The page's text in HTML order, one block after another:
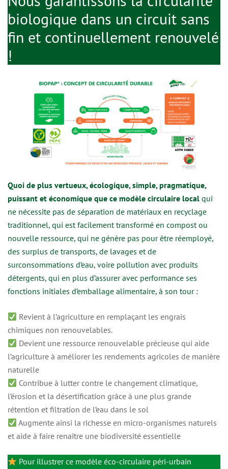
biologique dans un circuit sans
fin et continuellement renouvelé
!
Quoi de plus vertueux, écologique, simple, pragmatique,
puissant et économique que ce modèle circulaire local qui
ne nécessite pas de séparation de matériaux en recyclage
traditionnel, qui est facilement transformé en compost ou
nouvelle ressource, qui ne génère pas pour être réemployé,
des surplus de transports, de lavages et de
surconsommations d’eau, voire pollution avec produits
détergents, qui en plus d’assurer avec performance ses
fonctions initiales d’emballage alimentaire, à son tour :
Revient à l’agriculture en remplaçant les engrais
chimiques non renouvelables.
Devient une ressource renouvelable précieuse qui aide
l’agriculture à améliorer les rendements agricoles de manière
naturelle
Contribue à lutter contre le changement climatique,
l’érosion et la désertification grâce à une plus grande
rétention et filtration de l’eau dans le sol
Augmente ainsi la richesse en micro-organismes naturels
et aide à faire renaître une biodiversité essentielle
Pour illustrer ce modèle éco-circulaire péri-urbain